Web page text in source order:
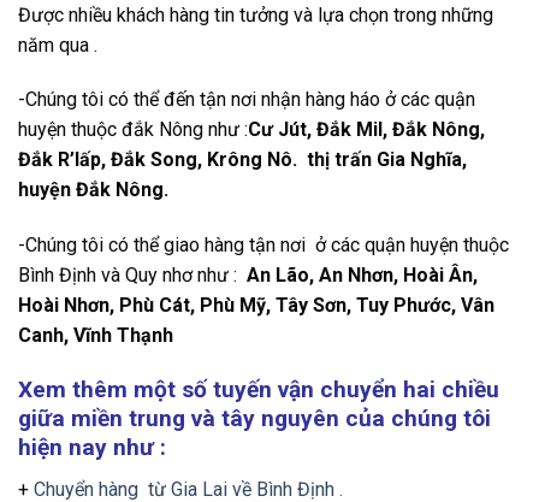
Được nhiều khách hàng tin tưởng và lựa chọn trong những
năm qua .
-Chúng tôi có thể đến tận nơi nhận hàng háo ở các quận
huyện thuộc đắk Nông như :Cư Jút, Đắk Mil, Đắk Nông,
Đắk R’lấp, Đắk Song, Krông Nô. thị trấn Gia Nghĩa,
huyện Đắk Nông.
-Chúng tôi có thể giao hàng tận nơi ở các quận huyện thuộc
Bình Định và Quy nhơ như : An Lão, An Nhơn, Hoài Ân,
Hoài Nhơn, Phù Cát, Phù Mỹ, Tây Sơn, Tuy Phước, Vân
Canh, Vĩnh Thạnh
Xem thêm một số tuyến vận chuyển hai chiều
giữa miền trung và tây nguyên của chúng tôi
hiện nay như :
+ Chuyển hàng từ Gia Lai về Bình Định .